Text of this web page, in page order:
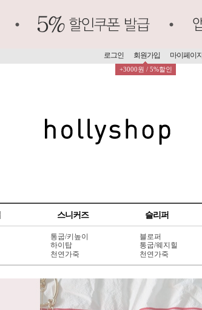
로그인 회원가입
+3000원 / 5%할인
마이페이지
스니커즈 슬리퍼
통굽/키높이
하이탑
천연가죽
블로퍼
통굽/웨지힐
천연가죽